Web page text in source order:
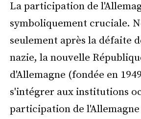
La participation de
symboliquement cruciale.
seulement après la défaite
nazie, la nouvelle
d'Allemagne (fondée en
s'intégrer aux institutions
participation de